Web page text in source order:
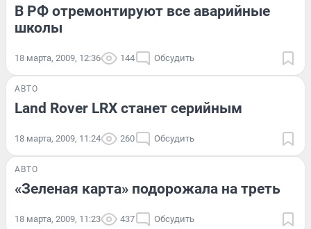
В РФ отремонтируют все аварийные
школы
18 марта, 2009, 12:36 144 Обсудить
АВТО
Land Rover LRX станет серийным
18 марта, 2009, 11:24 260 Обсудить
АВТО
«Зеленая карта» подорожала на треть
18 марта, 2009, 11:23 437 Обсудить